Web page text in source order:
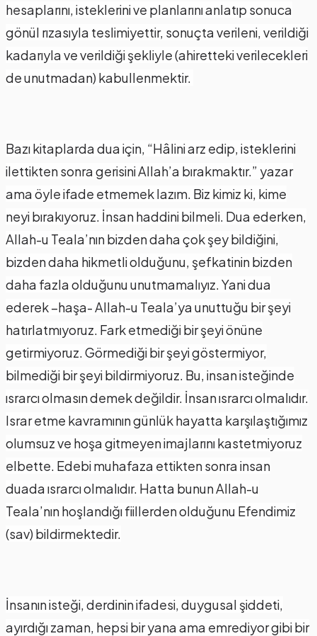
hesaplarını, isteklerini ve planlarını anlatıp sonuca
gönül rızasıyla teslimiyettir, sonuçta verileni, verildiği
kadarıyla ve verildiği şekliyle (ahiretteki verilecekleri
de unutmadan) kabullenmektir.
Bazı kitaplarda dua için, “Hâlini arz edip, isteklerini
ilettikten sonra gerisini Allah’a bırakmaktır.” yazar
ama öyle ifade etmemek lazım. Biz kimiz ki, kime
neyi bırakıyoruz. İnsan haddini bilmeli. Dua ederken,
Allah-u Teala’nın bizden daha çok şey bildiğini,
bizden daha hikmetli olduğunu, şefkatinin bizden
daha fazla olduğunu unutmamalıyız. Yani dua
ederek –haşa- Allah-u Teala’ya unuttuğu bir şeyi
hatırlatmıyoruz. Fark etmediği bir şeyi önüne
getirmiyoruz. Görmediği bir şeyi göstermiyor,
bilmediği bir şeyi bildirmiyoruz. Bu, insan isteğinde
ısrarcı olmasın demek değildir. İnsan ısrarcı olmalıdır.
Israr etme kavramının günlük hayatta karşılaştığımız
olumsuz ve hoşa gitmeyen imajlarını kastetmiyoruz
elbette. Edebi muhafaza ettikten sonra insan
duada ısrarcı olmalıdır. Hatta bunun Allah-u
Teala’nın hoşlandığı fiillerden olduğunu Efendimiz
(sav) bildirmektedir.
İnsanın isteği, derdinin ifadesi, duygusal şiddeti,
ayırdığı zaman, hepsi bir yana ama emrediyor gibi bir